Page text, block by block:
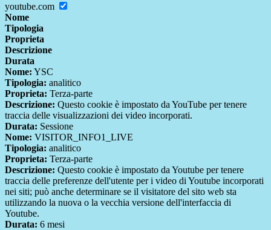
youtube.com
Nome
Tipologia
Proprieta
Descrizione
Durata
Nome: YSC
Tipologia: analitico
Proprieta: Terza-parte
Descrizione: Questo cookie è impostato da YouTube per tenere
traccia delle visualizzazioni dei video incorporati.
Durata: Sessione
Nome: VISITOR_INFO1_LIVE
Tipologia: analitico
Proprieta: Terza-parte
Descrizione: Questo cookie è impostato da Youtube per tenere
traccia delle preferenze dell'utente per i video di Youtube incorporati
nei siti; può anche determinare se il visitatore del sito web sta
utilizzando la nuova o la vecchia versione dell'interfaccia di
Youtube.
Durata: 6 mesi